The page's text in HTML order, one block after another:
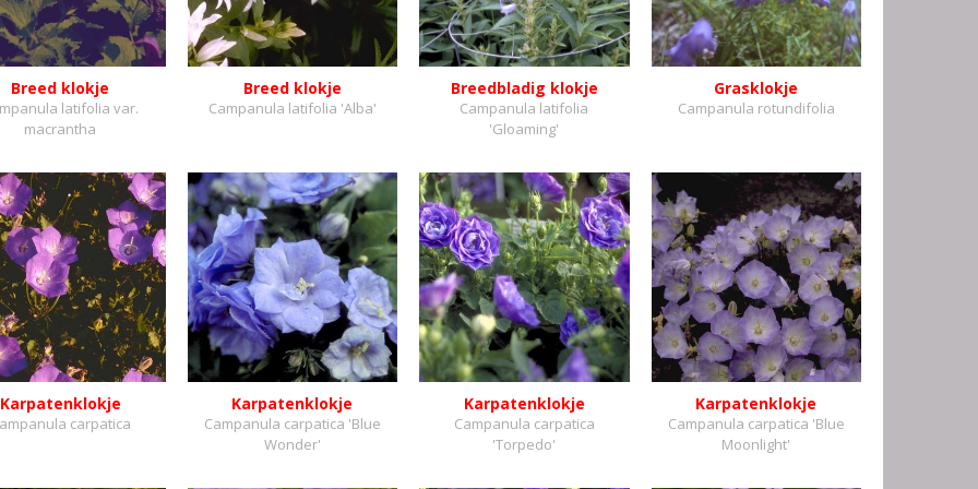
Breed klokje
latifolia var.
macrantha
Breed klokje
Campanula latifolia 'Alba'
Breedbladig klokje
Campanula latifolia
'Gloaming'
Grasklokje
Campanula rotundifolia
Karpatenklokje
carpatica
Karpatenklokje
Campanula carpatica 'Blue
Wonder'
Karpatenklokje
Campanula carpatica
'Torpedo'
Karpatenklokje
Campanula carpatica 'Blue
Moonlight'